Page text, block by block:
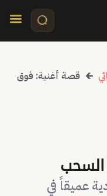
🡰 قصة أغنية: فوق
عميقاً في